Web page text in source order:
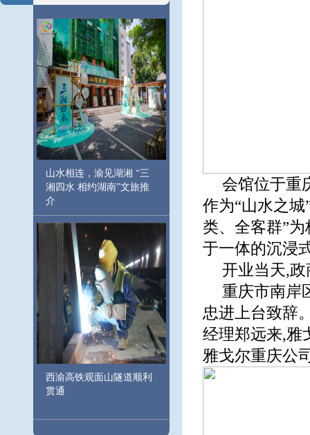
山水相连，渝见湖湘 “三
湘四水 相约湖南”文旅推
介
西渝高铁观面山隧道顺利
贯通
会馆位于重
作为“山水之
类、全客群”
于一体的沉浸
开业当天,
重庆市南岸
忠进上台致辞
经理郑远来,雅
雅戈尔重庆公